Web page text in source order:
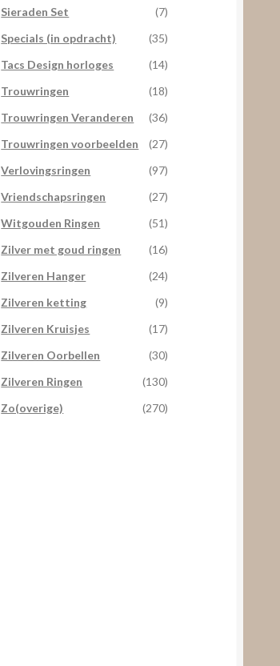
Sieraden Set
(7)
Specials (in opdracht)
(35)
Tacs Design horloges
(14)
Trouwringen
(18)
Trouwringen Veranderen
(36)
Trouwringen voorbeelden
(27)
Verlovingsringen
(97)
Vriendschapsringen
(27)
Witgouden Ringen
(51)
Zilver met goud ringen
(16)
Zilveren Hanger
(24)
Zilveren ketting
(9)
Zilveren Kruisjes
(17)
Zilveren Oorbellen
(30)
Zilveren Ringen
(130)
Zo(overige)
(270)